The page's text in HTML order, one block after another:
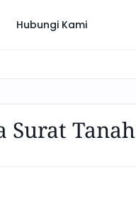
Hubungi Kami
Surat Tanah